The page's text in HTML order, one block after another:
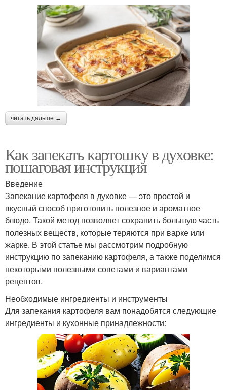
читать дальше →
Как запекать картошку в духовке:
пошаговая инструкция
Введение
Запекание картофеля в духовке — это простой и
вкусный способ приготовить полезное и ароматное
блюдо. Такой метод позволяет сохранить большую часть
полезных веществ, которые теряются при варке или
жарке. В этой статье мы рассмотрим подробную
инструкцию по запеканию картофеля, а также поделимся
некоторыми полезными советами и вариантами
рецептов.
Необходимые ингредиенты и инструменты
Для запекания картофеля вам понадобятся следующие
ингредиенты и кухонные принадлежности: